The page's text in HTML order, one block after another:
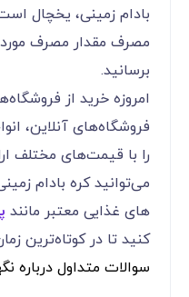
بادام زمینی، یخچال
مصرف مقدار مصرف مورد
برسانید.
امروزه خرید از
فروشگاه‌های آنلاین،
را با قیمت‌های مختلف
می‌توانید کره بادام
های غذایی معتبر مانند
کنید تا در کوتاه‌ترین
سوالات متداول درباره